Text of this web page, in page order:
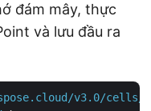
đám mây, thực
và lưu đầu ra
v3.0/cells/